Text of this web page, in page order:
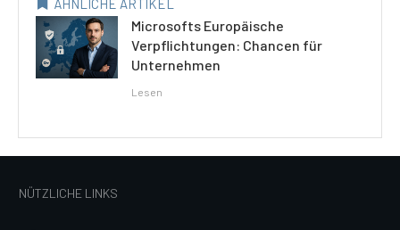
ÄHNLICHE ARTIKEL
Microsofts Europäische
Verpflichtungen: Chancen für
Unternehmen
Lesen
NÜTZLICHE LINKS